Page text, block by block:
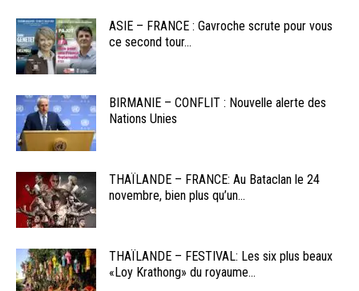
ASIE – FRANCE : Gavroche scrute pour vous
ce second tour...
BIRMANIE – CONFLIT : Nouvelle alerte des
Nations Unies
THAÏLANDE – FRANCE: Au Bataclan le 24
novembre, bien plus qu’un...
THAÏLANDE – FESTIVAL: Les six plus beaux
«Loy Krathong» du royaume...